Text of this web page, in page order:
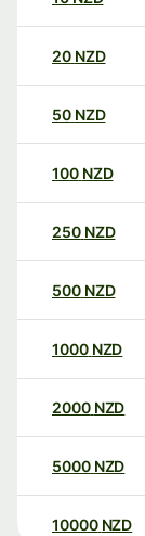
20 NZD
50 NZD
100 NZD
250 NZD
500 NZD
1000 NZD
2000 NZD
5000 NZD
10000 NZD